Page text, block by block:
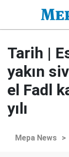
Tarih |
yakın
el Fadl
yılı
Mepa News >